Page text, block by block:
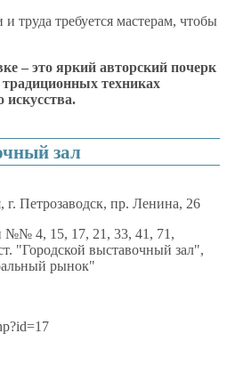
труда требуется мастерам, чтобы
– это яркий авторский почерк
техниках
искусства.
зал
г. Петрозаводск, пр. Ленина, 26
№№ 4, 15, 17, 21, 33, 41, 71,
"Городской выставочный зал",
рынок"